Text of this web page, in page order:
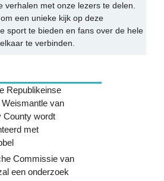
verhalen met onze lezers te delen.
een unieke kijk op deze
sport te bieden en fans over de hele
te verbinden.
Republikeinse
van
County wordt
met
Commissie van
een onderzoek